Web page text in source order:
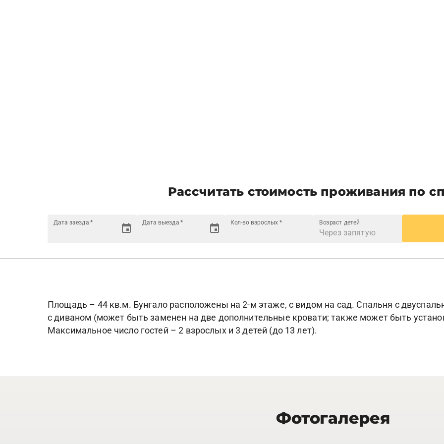
Рассчитать стоимость проживания по
Дата заезда * Дата выезда * Кол-во взрослых * Возраст детей
Площадь – 44 кв.м. Бунгало расположены на 2-м этаже, с видом на сад. Спальня с
с диваном (может быть заменен на две дополнительные кровати; также может быть
Максимальное число гостей – 2 взрослых и 3 детей (до 13 лет).
Фотогалерея